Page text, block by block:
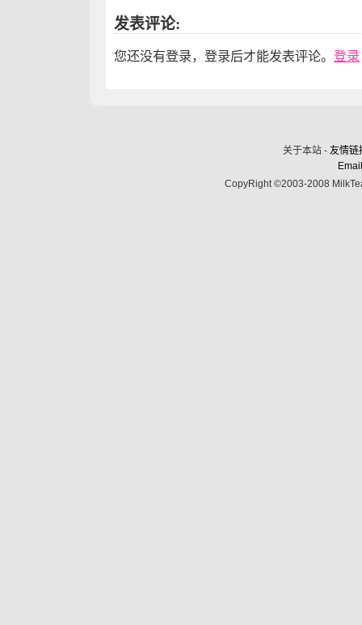
发表评论:
您还没有登录，登录后才能发表评论。 登录
关于本站 - 友情链
CopyRight ©2003-2008